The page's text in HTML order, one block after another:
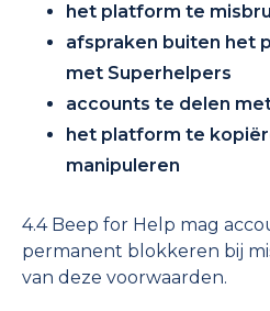
het platform te
afspraken buiten het
met Superhelpers
accounts te delen
het platform te
manipuleren
4.4 Beep for Help mag
permanent blokkeren bij
van deze voorwaarden.